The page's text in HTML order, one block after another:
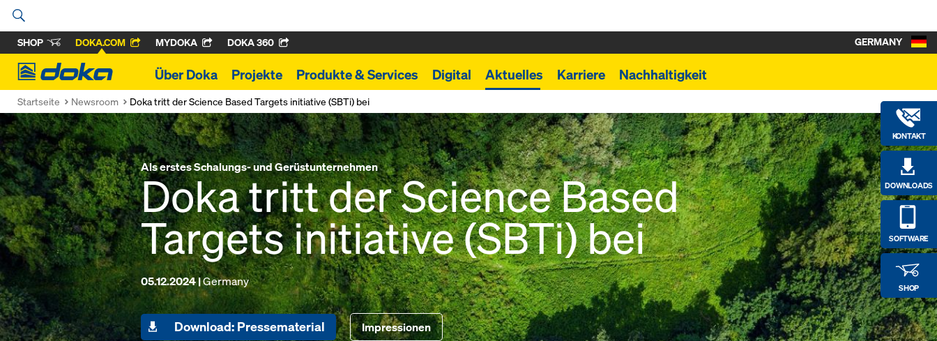
SHOP DOKA.COM MYDOKA DOKA 360
Doka
Über Doka Projekte Produkte & Services Digital Aktuelles Karriere Nachhaltigkeit
KONTAKT
DOWNLOADS
SOFTWARE
SHOP
GERMANY
Startseite Newsroom Doka tritt der Science Based Targets initiative (SBTi) bei
Als erstes Schalungs- und Gerüstunternehmen
Doka tritt der Science Based
Targets initiative (SBTi) bei
05.12.2024 |Germany
Download: Pressematerial Impressionen